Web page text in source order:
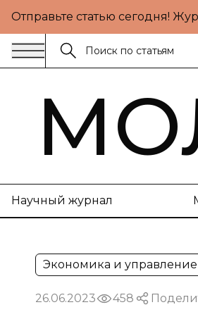
Отправьте статью сегодня!
Научный журнал
Экономика и управление
26.06.2023 458